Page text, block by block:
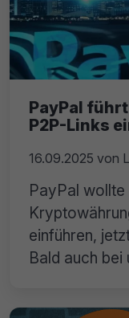
PayPal
P2P-Links
16.09.2025 von
PayPal wollte
einführen,
Bald auch bei